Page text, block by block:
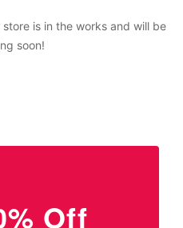
is in the works and will be
soon!
Off